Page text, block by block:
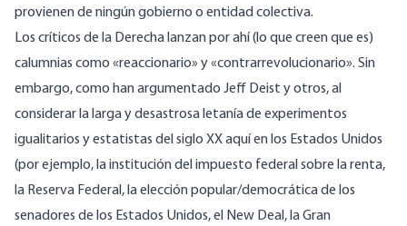
provienen de ningún gobierno o entidad colectiva.
Los críticos de la Derecha lanzan por ahí (lo que creen que es)
calumnias como «reaccionario» y «contrarrevolucionario». Sin
embargo, como han argumentado Jeff Deist y otros,al
considerar la larga y desastrosa letanía de experimentos
igualitarios y estatistas del siglo XX aquí en los Estados Unidos
(por ejemplo, la institución del impuesto federal sobre la renta,
la Reserva Federal, la elección popular/democrática de los
senadores de los Estados Unidos, el New Deal, la Gran